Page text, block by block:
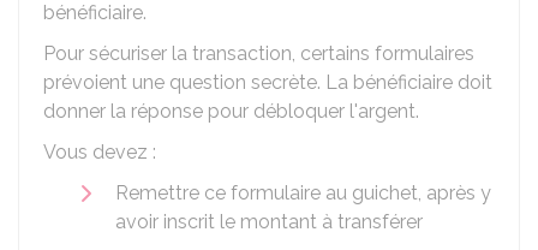
bénéficiaire.
Pour sécuriser la transaction, certains formulaires
prévoient une question secrète. La bénéficiaire doit
donner la réponse pour débloquer l'argent.
Vous devez :
Remettre ce formulaire au guichet, après y
avoir inscrit le montant à transférer